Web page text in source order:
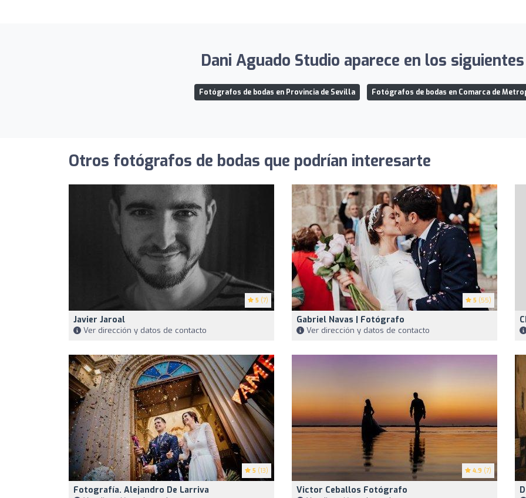
Dani Aguado Studio aparece en los
Fotógrafos de bodas en Provincia de Sevilla Fotógrafos de bodas en Comarca de
Otros fotógrafos de bodas que podrían interesarte
5 (7)
Javier Jaroal
Ver dirección y datos de contacto
5 (55)
Gabriel Navas | Fotógrafo
Ver dirección y datos de contacto
5 (13)
Fotografía. Alejandro De Larriva
4.9 (7)
Victor Ceballos Fotógrafo